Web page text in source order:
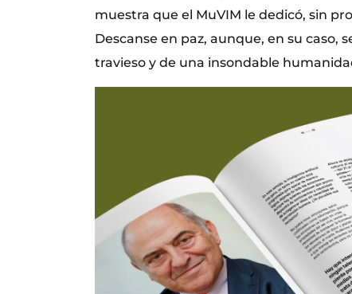
muestra que el MuVIM le dedicó, sin
Descanse en paz, aunque, en su
travieso y de una insondable